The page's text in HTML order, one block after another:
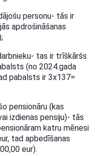
personu- tās ir
apdrošināšanas
tas ir trīškāršs
(no 2024.gada
pabalsts ir 3x137=
pensionāru (kas
izdienas pensiju)- tās
katru mēnesi
tad apbedīšanas
eur).